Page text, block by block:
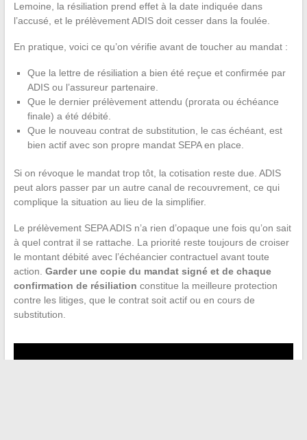
Lemoine, la résiliation prend effet à la date indiquée dans
l’accusé, et le prélèvement ADIS doit cesser dans la foulée.
En pratique, voici ce qu’on vérifie avant de toucher au mandat :
Que la lettre de résiliation a bien été reçue et confirmée par
ADIS ou l’assureur partenaire.
Que le dernier prélèvement attendu (prorata ou échéance
finale) a été débité.
Que le nouveau contrat de substitution, le cas échéant, est
bien actif avec son propre mandat SEPA en place.
Si on révoque le mandat trop tôt, la cotisation reste due. ADIS
peut alors passer par un autre canal de recouvrement, ce qui
complique la situation au lieu de la simplifier.
Le prélèvement SEPA ADIS n’a rien d’opaque une fois qu’on sait
à quel contrat il se rattache. La priorité reste toujours de croiser
le montant débité avec l’échéancier contractuel avant toute
action. Garder une copie du mandat signé et de chaque
confirmation de résiliation constitue la meilleure protection
contre les litiges, que le contrat soit actif ou en cours de
substitution.